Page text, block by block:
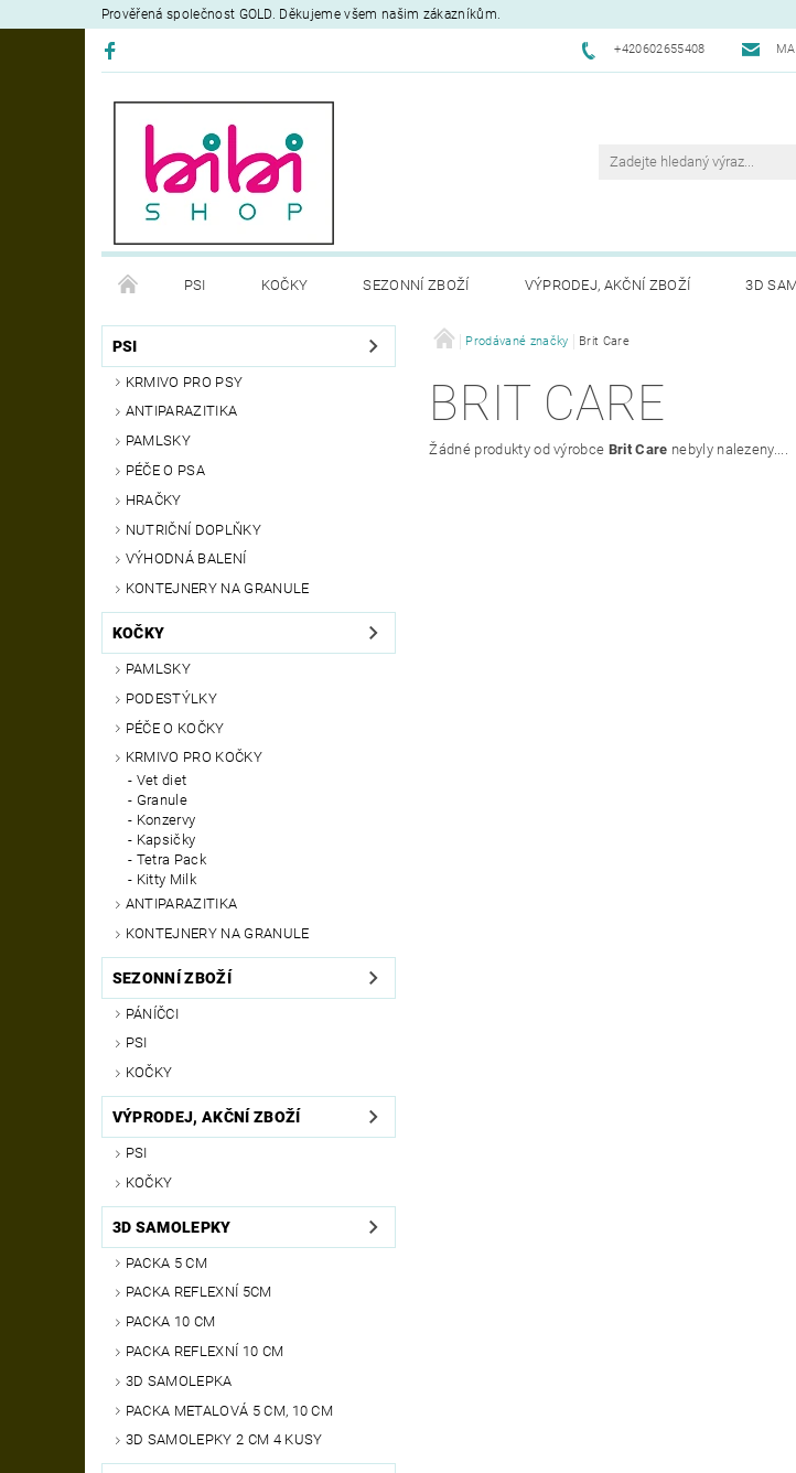
Prověřená společnost GOLD. Děkujeme všem našim zákazníkům.
+420602655408
PSI KOČKY SEZONNÍ ZBOŽÍ VÝPRODEJ, AKČNÍ ZBOŽÍ 3D
DEZINFEKČNÍ PROSTŘEDKY VÝCVIK OBCHODNÍ PODMÍNKY
PSI
KRMIVO PRO PSY
ANTIPARAZITIKA
PAMLSKY
PÉČE O PSA
HRAČKY
NUTRIČNÍ DOPLŇKY
VÝHODNÁ BALENÍ
KONTEJNERY NA GRANULE
KOČKY
PAMLSKY
PODESTÝLKY
PÉČE O KOČKY
KRMIVO PRO KOČKY
Vet diet
Granule
Konzervy
Kapsičky
Tetra Pack
Kitty Milk
ANTIPARAZITIKA
KONTEJNERY NA GRANULE
SEZONNÍ ZBOŽÍ
PÁNÍČCI
PSI
KOČKY
VÝPRODEJ, AKČNÍ ZBOŽÍ
PSI
KOČKY
3D SAMOLEPKY
PACKA 5 CM
PACKA REFLEXNÍ 5CM
PACKA 10 CM
PACKA REFLEXNÍ 10 CM
3D SAMOLEPKA
PACKA METALOVÁ 5 CM, 10 CM
3D SAMOLEPKY 2 CM 4 KUSY
Prodávané značky Brit Care
BRIT CARE
Žádné produkty od výrobce Brit Care nebyly nalezeny....